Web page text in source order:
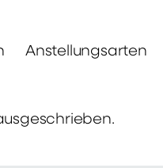
Anstellungsarten